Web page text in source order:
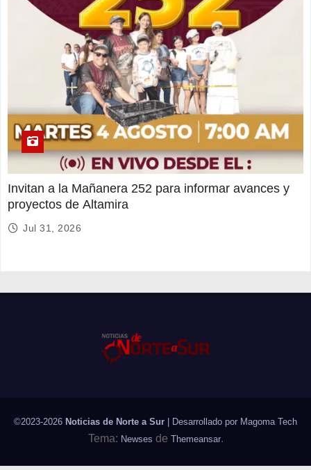
Invitan a la Mañanera 252 para informar avances y
proyectos de Altamira
Jul 31, 2026
©2023-2026 Noticias de Norte a Sur | Desarrollado por Magoma Tech
Tema: Newses de Themeansar.